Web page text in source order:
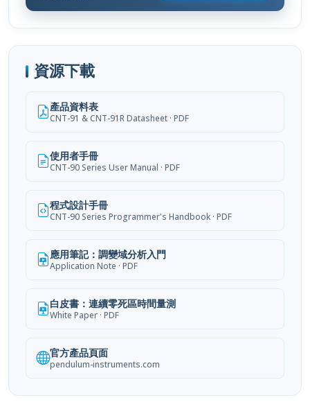
資源下載
產品資料表
CNT-91 & CNT-91R Datasheet · PDF
使用者手冊
CNT-90 Series User Manual · PDF
程式設計手冊
CNT-90 Series Programmer's Handbook · PDF
應用筆記：調變域分析入門
Application Note · PDF
白皮書：連續零死區時間量測
White Paper · PDF
官方產品頁面
pendulum-instruments.com